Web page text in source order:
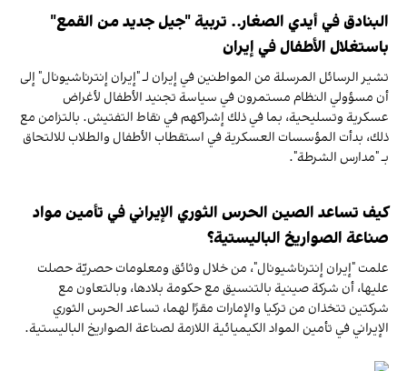
البنادق في أيدي الصغار.. تربية "جيل جديد من القمع"
باستغلال الأطفال في إيران
تشير الرسائل المرسلة من المواطنين في إيران لـ "إيران إنترناشيونال" إلى
أن مسؤولي النظام مستمرون في سياسة تجنيد الأطفال لأغراض
عسكرية وتسليحية، بما في ذلك إشراكهم في نقاط التفتيش. بالتزامن مع
ذلك، بدأت المؤسسات العسكرية في استقطاب الأطفال والطلاب للالتحاق
بـ "مدارس الشرطة".
كيف تساعد الصين الحرس الثوري الإيراني في تأمين مواد
صناعة الصواريخ الباليستية؟
علمت "إيران إنترناشيونال"، من خلال وثائق ومعلومات حصريّة حصلت
عليها، أن شركة صينية بالتنسيق مع حكومة بلادها، وبالتعاون مع
شركتين تتخذان من تركيا والإمارات مقرًا لهما، تساعد الحرس الثوري
الإيراني في تأمين المواد الكيميائية اللازمة لصناعة الصواريخ الباليستية.